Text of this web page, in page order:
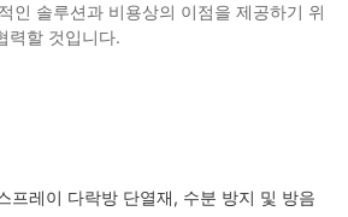
인 솔루션과 비용상의 이점을 제공하기 위
력할 것입니다.